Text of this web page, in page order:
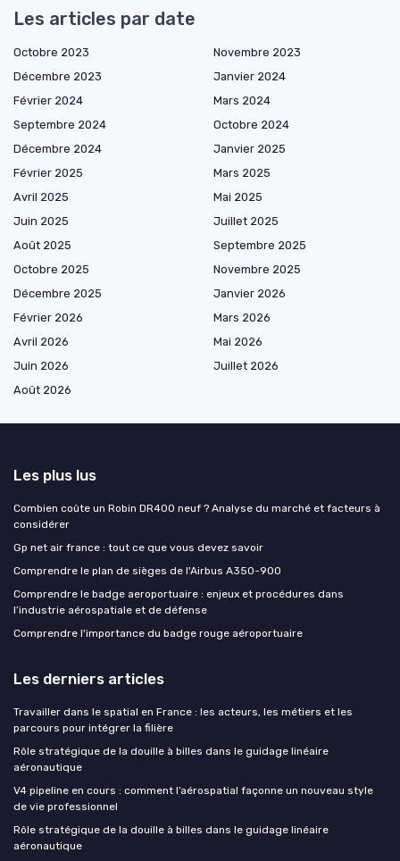
Les articles par date
Octobre 2023
Novembre 2023
Décembre 2023
Janvier 2024
Février 2024
Mars 2024
Septembre 2024
Octobre 2024
Décembre 2024
Janvier 2025
Février 2025
Mars 2025
Avril 2025
Mai 2025
Juin 2025
Juillet 2025
Août 2025
Septembre 2025
Octobre 2025
Novembre 2025
Décembre 2025
Janvier 2026
Février 2026
Mars 2026
Avril 2026
Mai 2026
Juin 2026
Juillet 2026
Août 2026
Les plus lus
Combien coûte un Robin DR400 neuf ? Analyse du marché et facteurs à
considérer
Gp net air france : tout ce que vous devez savoir
Comprendre le plan de sièges de l'Airbus A350-900
Comprendre le badge aeroportuaire : enjeux et procédures dans
l’industrie aérospatiale et de défense
Comprendre l'importance du badge rouge aéroportuaire
Les derniers articles
Travailler dans le spatial en France : les acteurs, les métiers et les
parcours pour intégrer la filière
Rôle stratégique de la douille à billes dans le guidage linéaire
aéronautique
V4 pipeline en cours : comment l’aérospatial façonne un nouveau style
de vie professionnel
Rôle stratégique de la douille à billes dans le guidage linéaire
aéronautique